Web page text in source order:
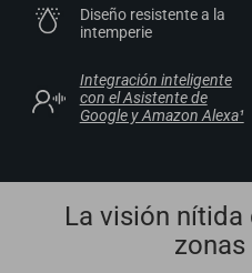
Diseño resistente a la
intemperie
Integración inteligente
con el Asistente de
Google y Amazon Alexa¹
La visión nítida
zonas